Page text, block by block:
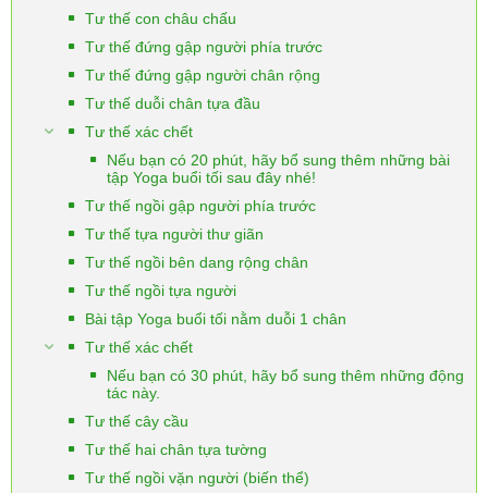
Tư thế con châu chấu
Tư thế đứng gập người phía trước
Tư thế đứng gập người chân rộng
Tư thế duỗi chân tựa đầu
Tư thế xác chết
Nếu bạn có 20 phút, hãy bổ sung thêm những bài
tập Yoga buổi tối sau đây nhé!
Tư thế ngồi gập người phía trước
Tư thế tựa người thư giãn
Tư thế ngồi bên dang rộng chân
Tư thế ngồi tựa người
Bài tập Yoga buổi tối nằm duỗi 1 chân
Tư thế xác chết
Nếu bạn có 30 phút, hãy bổ sung thêm những động
tác này.
Tư thế cây cầu
Tư thế hai chân tựa tường
Tư thế ngồi vặn người (biến thể)